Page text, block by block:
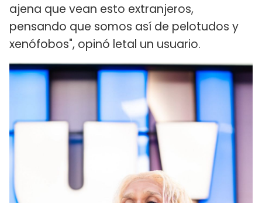
ajena que vean esto extranjeros,
pensando que somos así de pelotudos y
xenófobos", opinó letal un usuario.